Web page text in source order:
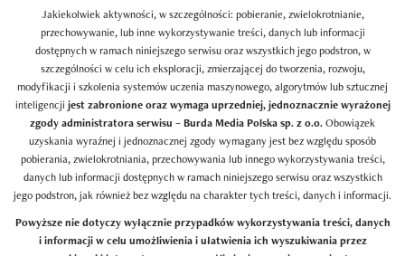
Jakiekolwiek aktywności, w szczególności: pobieranie, zwielokrotnianie,
przechowywanie, lub inne wykorzystywanie treści, danych lub informacji
dostępnych w ramach niniejszego serwisu oraz wszystkich jego podstron, w
szczególności w celu ich eksploracji, zmierzającej do tworzenia, rozwoju,
modyfikacji i szkolenia systemów uczenia maszynowego, algorytmów lub sztucznej
inteligencji jest zabronione oraz wymaga uprzedniej, jednoznacznie wyrażonej
zgody administratora serwisu – Burda Media Polska sp. z o.o.Obowiązek
uzyskania wyraźnej i jednoznacznej zgody wymagany jest bez względu sposób
pobierania, zwielokrotniania, przechowywania lub innego wykorzystywania treści,
danych lub informacji dostępnych w ramach niniejszego serwisu oraz wszystkich
jego podstron, jak również bez względu na charakter tych treści, danych i informacji.
Powyższe nie dotyczy wyłącznie przypadków wykorzystywania treści, danych
i informacji w celu umożliwienia i ułatwienia ich wyszukiwania przez